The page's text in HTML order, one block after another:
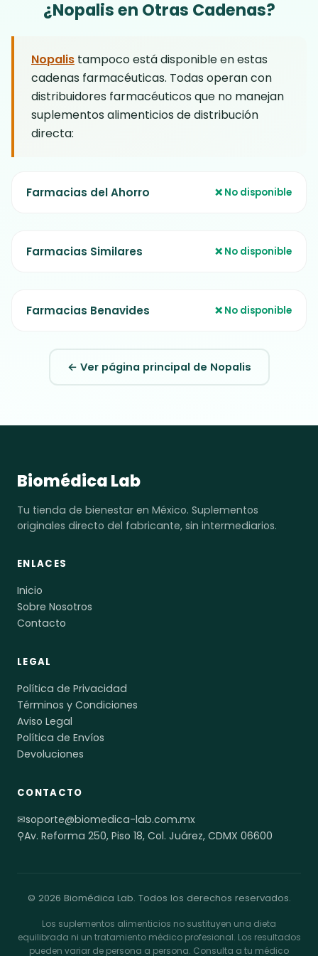
exclusiva deNopalis.
aceptan devoluciones de productos
¿Nopalis en Otras Cadenas?
Nopalis tampoco está disponible en estas
cadenas farmacéuticas. Todas operan con
distribuidores farmacéuticos que no manejan
suplementos alimenticios de distribución
directa:
Farmacias del Ahorro ❌ No disponible
Farmacias Similares ❌ No disponible
Farmacias Benavides ❌ No disponible
← Ver página principal de Nopalis
Biomédica Lab
Tu tienda de bienestar en México. Suplementos
originales directo del fabricante, sin intermediarios.
ENLACES
Inicio
Sobre Nosotros
Contacto
LEGAL
Política de Privacidad
Términos y Condiciones
Aviso Legal
Política de Envíos
Devoluciones
CONTACTO
✉soporte@biomedica-lab.com.mx
⚲Av. Reforma 250, Piso 18, Col. Juárez, CDMX 06600
© 2026 Biomédica Lab. Todos los derechos reservados.
Los suplementos alimenticios no sustituyen una dieta
equilibrada ni un tratamiento médico profesional. Los resultados
pueden variar de persona a persona. Consulta a tu médico